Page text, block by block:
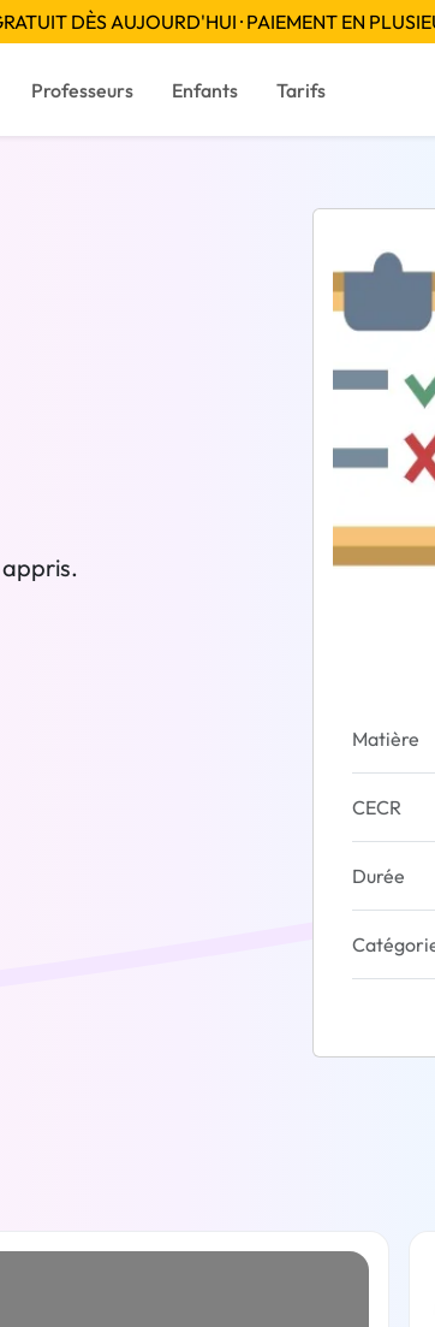
DÈS AUJOURD'HUI · PAIEMENT EN
Professeurs Enfants Tarifs
Matière
CECR
Durée